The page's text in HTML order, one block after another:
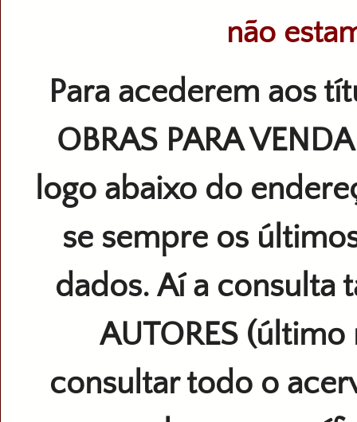
não
Para acederem aos
OBRAS PARA
logo abaixo do
se sempre os
dados. Aí a consulta
AUTORES
consultar todo o